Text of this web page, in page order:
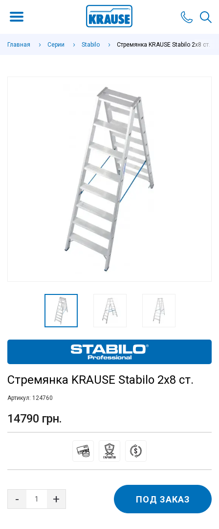
Главная Серии Stabilo Стремянка KRAUSE Stabilo 2x8 ст.
Стремянка KRAUSE Stabilo 2x8 ст.
Артикул: 124760
14790 грн.
ПОД ЗАКАЗ